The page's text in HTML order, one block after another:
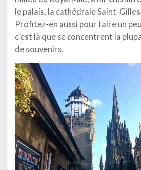
le palais, la cathédrale Saint-
Profitez-en aussi pour faire un
c’est là que se concentrent la
de souvenirs.